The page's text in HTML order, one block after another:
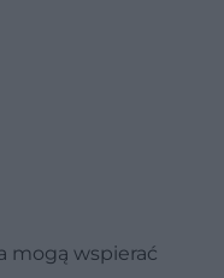
mogą wspierać